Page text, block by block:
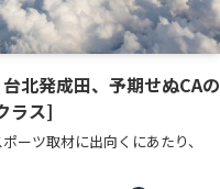
北発成田、予期せぬCAの
ラス]
ーツ取材に出向くにあたり、